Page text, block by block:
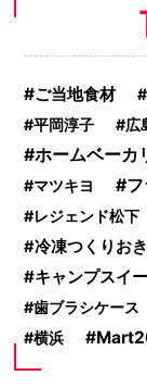
ご当地食材
平岡淳子 広
ホームベーカ
マツキヨ
レジェンド松下
冷凍つくりおき
キャンプスイ
歯ブラシケース
横浜